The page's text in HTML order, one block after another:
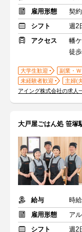
雇用形態
契
シフト
週2
アクセス
幡
徒
大学生歓迎 副業・
未経験者歓迎
主婦(
アイング株式会社の求人
大戸屋ごはん処 笹塚
給与
時
雇用形態
ア
シフト
週2